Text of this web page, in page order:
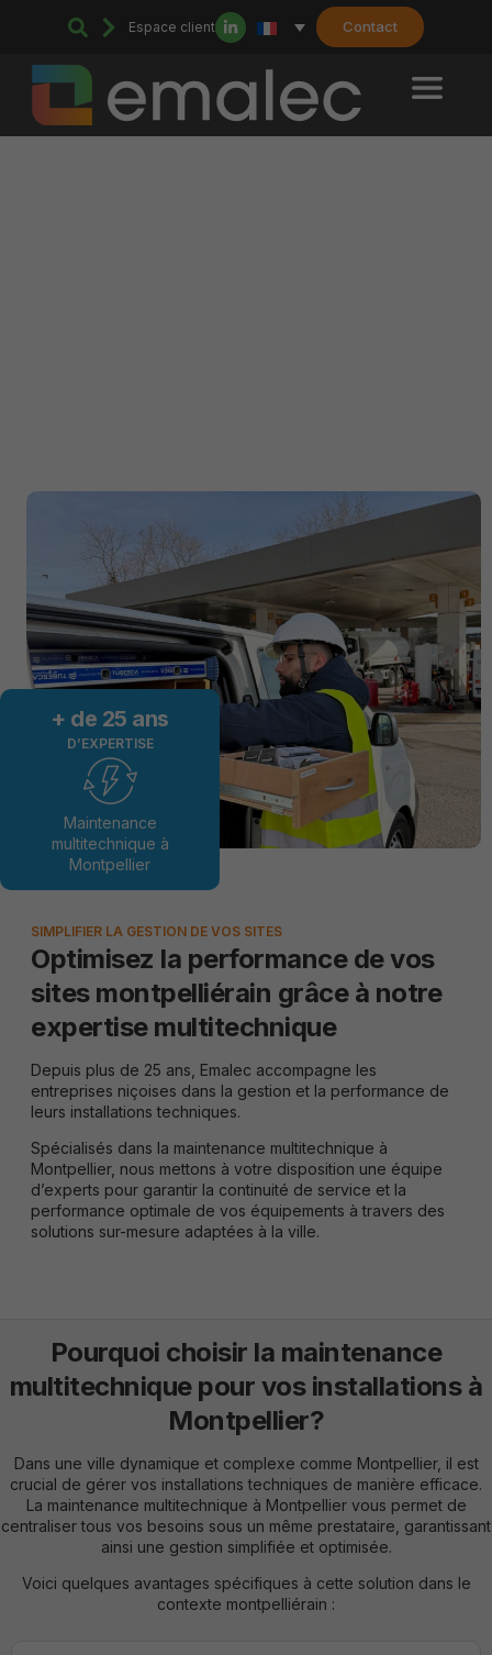
Espace client Contact
D’EXPERTISE
+ de 25 ans
Maintenance
multitechnique à
Montpellier
SIMPLIFIER LA GESTION DE VOS SITES
Optimisez la performance de vos
sites montpelliérain grâce à notre
expertise multitechnique
Depuis plus de 25 ans, Emalec accompagne les
entreprises niçoises dans la gestion et la performance de
leurs installations techniques.
Spécialisés dans la maintenance multitechnique à
Montpellier, nous mettons à votre disposition une équipe
d’experts pour garantir la continuité de service et la
performance optimale de vos équipements à travers des
solutions sur-mesure adaptées à la ville.
Pourquoi choisir la maintenance
multitechnique pour vos installations à
Montpellier?
Dans une ville dynamique et complexe comme Montpellier, il est
crucial de gérer vos installations techniques de manière efficace.
La maintenance multitechnique à Montpellier vous permet de
centraliser tous vos besoins sous un même prestataire, garantissant
ainsi une gestion simplifiée et optimisée.
Voici quelques avantages spécifiques à cette solution dans le
contexte montpelliérain :